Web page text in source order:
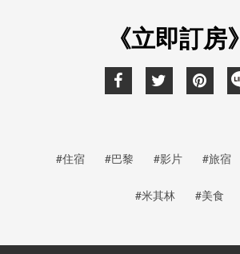
《立即訂房》
#住宿 #巴黎 #影片 #旅宿
#米其林 #美食